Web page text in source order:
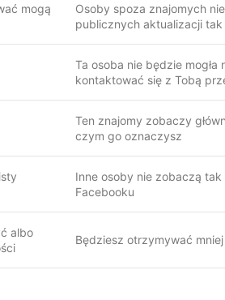
mogą
Osoby spoza znajomych
publicznych aktualizacji
Ta osoba nie będzie
kontaktować się z Tobą
Ten znajomy zobaczy
czym go oznaczysz
Inne osoby nie zobaczą tak
Facebooku
albo
Będziesz otrzymywać